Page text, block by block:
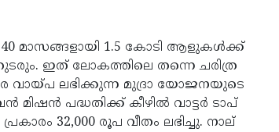
മാസങ്ങളായി 1.5 കോടി ആളുകൾക്ക്
ഇത് ലോകത്തിലെ തന്നെ ചരിത്ര
വായ്പ ലഭിക്കുന്ന മുദ്രാ യോജനയുടെ
പദ്ധതിക്ക് കീഴിൽ വാട്ടർ ടാപ്
32,000 രൂപ വീതം ലഭിച്ചു. നാല്